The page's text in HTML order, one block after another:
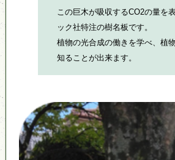
この巨木が吸収するCO2の量を
ック社特注の樹名板です。
植物の光合成の働きを学べ、植
知ることが出来ます。